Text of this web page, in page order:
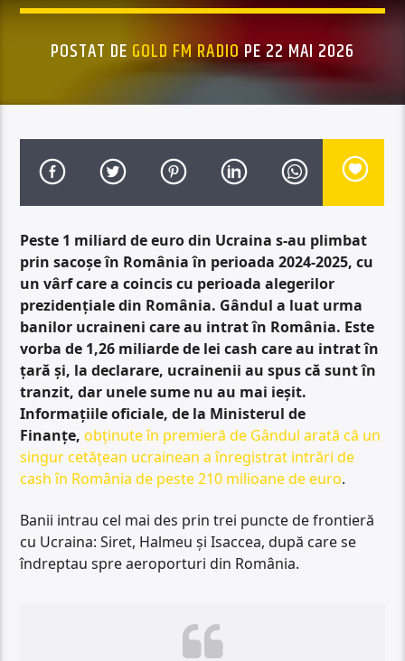
POSTAT DE GOLD FM RADIOPE 22 MAI 2026
Peste 1 miliard de euro din Ucraina s-au plimbat
prin sacoșe în România în perioada 2024-2025, cu
un vârf care a coincis cu perioada alegerilor
prezidențiale din România. Gândul a luat urma
banilor ucraineni care au intrat în România. Este
vorba de 1,26 miliarde de lei cash care au intrat în
țară și, la declarare, ucrainenii au spus că sunt în
tranzit, dar unele sume nu au mai ieșit.
Informațiile oficiale, de la Ministerul de
Finanțe,obținute în premieră de Gândul arată că un
singur cetățean ucrainean a înregistrat intrări de
cash în România de peste 210 milioane de euro.
Banii intrau cel mai des prin trei puncte de frontieră
cu Ucraina: Siret, Halmeu și Isaccea, după care se
îndreptau spre aeroporturi din România.